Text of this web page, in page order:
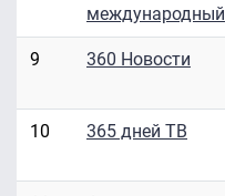
международный
9 360 Новости
10 365 дней ТВ